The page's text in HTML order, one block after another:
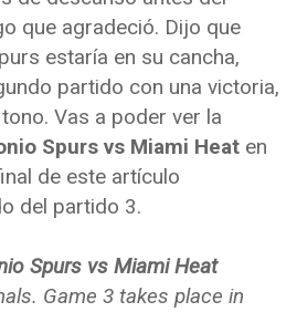
que agradeció. Dijo que
estaría en su cancha,
partido con una victoria,
Vas a poder ver la
Spurs vs Miami Heat en
de este artículo
del partido 3.
Spurs vs Miami Heat
Game 3 takes place in